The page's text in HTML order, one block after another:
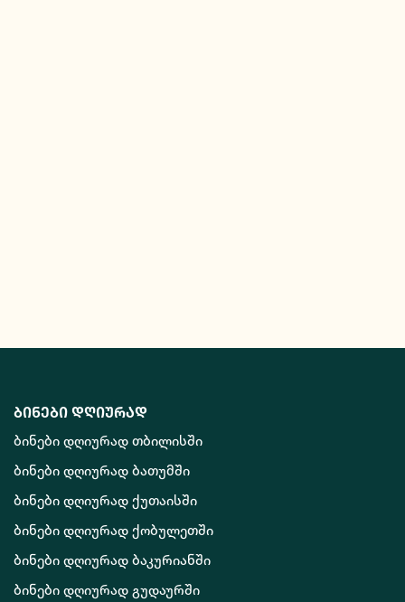
ბინები დღიურად
ბინები დღიურად თბილისში
ბინები დღიურად ბათუმში
ბინები დღიურად ქუთაისში
ბინები დღიურად ქობულეთში
ბინები დღიურად ბაკურიანში
ბინები დღიურად გუდაურში